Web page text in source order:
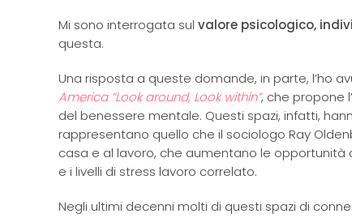
Mi sono interrogata sul valore psicologico,
questa.
Una risposta a queste domande, in parte, l’ho
America “Look around, Look within”, che propone
del benessere mentale. Questi spazi, infatti,
rappresentano quello che il sociologo Ray
casa e al lavoro, che aumentano le opportunità
e i livelli di stress lavoro correlato.
Negli ultimi decenni molti di questi spazi di